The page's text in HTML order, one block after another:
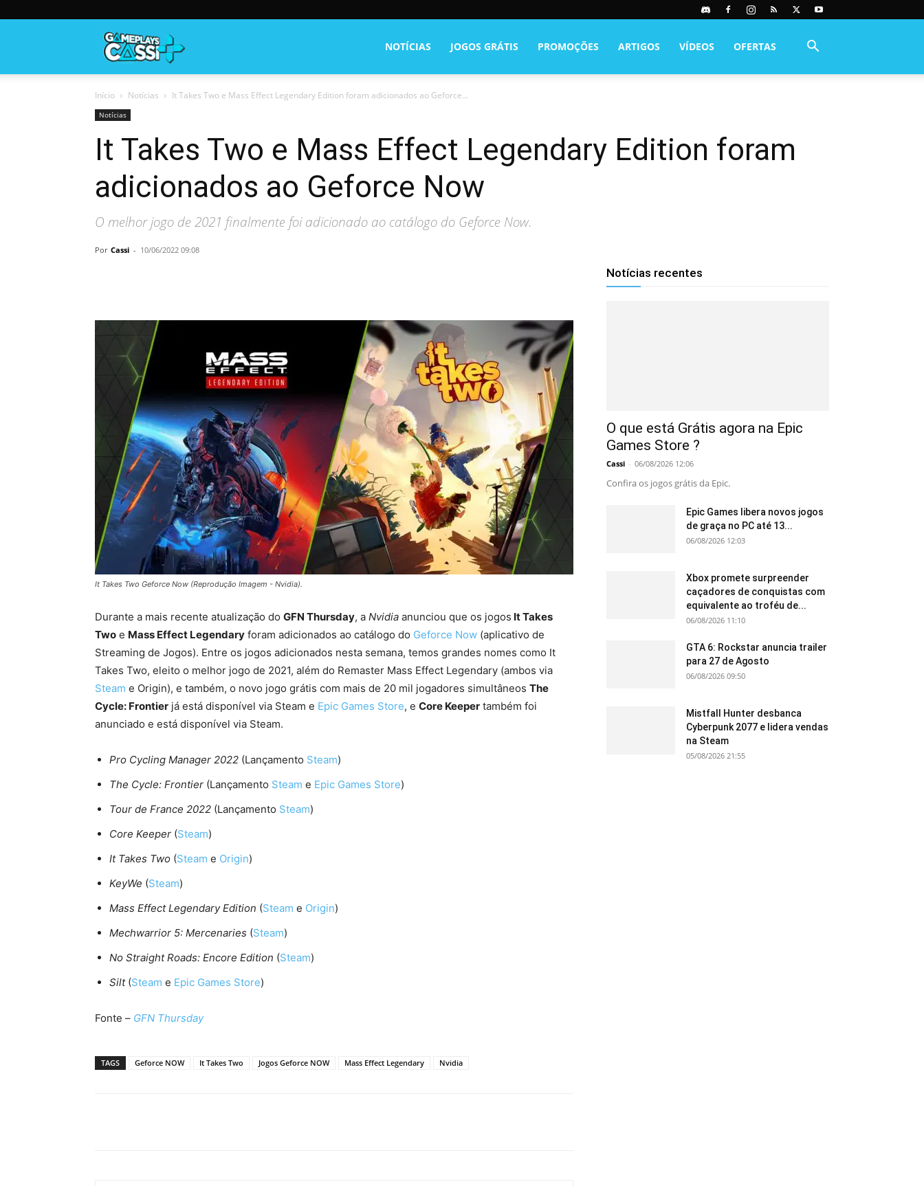
NOTÍCIAS JOGOS GRÁTIS PROMOÇÕES ARTIGOS VÍDEOS OFERTAS
Início Notícias It Takes Two e Mass Effect Legendary Edition foram adicionados ao Geforce...
Notícias
It Takes Two e Mass Effect Legendary Edition foram
adicionados ao Geforce Now
O melhor jogo de 2021 finalmente foi adicionado ao catálogo do Geforce Now.
Por Cassi - 10/06/2022 09:08
It Takes Two Geforce Now (Reprodução Imagem - Nvidia).
Durante a mais recente atualização do GFN Thursday, a Nvidia anunciou que os jogos It Takes
Two e Mass Effect Legendary foram adicionados ao catálogo do Geforce Now (aplicativo de
Streaming de Jogos). Entre os jogos adicionados nesta semana, temos grandes nomes como It
Takes Two, eleito o melhor jogo de 2021, além do Remaster Mass Effect Legendary (ambos via
Steam e Origin), e também, o novo jogo grátis com mais de 20 mil jogadores simultâneos The
Cycle: Frontier já está disponível via Steam e Epic Games Store, e Core Keeper também foi
anunciado e está disponível via Steam.
Pro Cycling Manager 2022 (Lançamento Steam)
The Cycle: Frontier (Lançamento Steam e Epic Games Store)
Tour de France 2022 (Lançamento Steam)
Core Keeper (Steam)
It Takes Two (Steam e Origin)
KeyWe (Steam)
Mass Effect Legendary Edition (Steam e Origin)
Mechwarrior 5: Mercenaries (Steam)
No Straight Roads: Encore Edition (Steam)
Silt (Steam e Epic Games Store)
Fonte – GFN Thursday
TAGS Geforce NOW It Takes Two Jogos Geforce NOW Mass Effect Legendary Nvidia
Notícias recentes
O que está Grátis agora na Epic
Games Store ?
Cassi - 06/08/2026 12:06
Confira os jogos grátis da Epic.
Epic Games libera novos jogos
de graça no PC até 13...
06/08/2026 12:03
Xbox promete surpreender
caçadores de conquistas com
equivalente ao troféu de...
06/08/2026 11:10
GTA 6: Rockstar anuncia trailer
para 27 de Agosto
06/08/2026 09:50
Mistfall Hunter desbanca
Cyberpunk 2077 e lidera vendas
na Steam
05/08/2026 21:55